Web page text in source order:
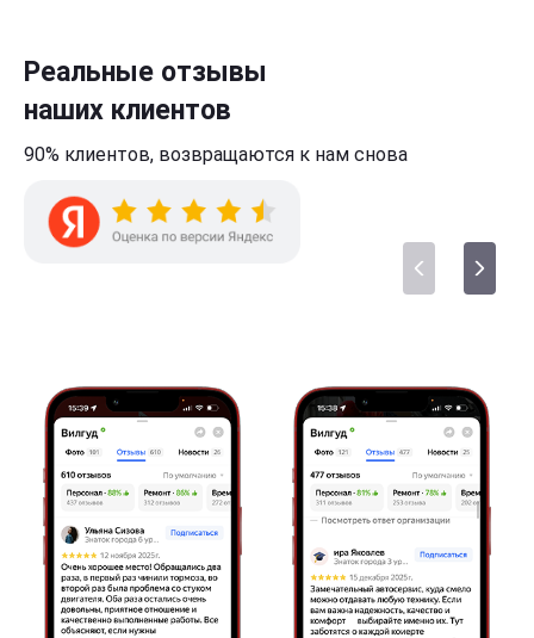
Реальные отзывы
наших клиентов
90% клиентов, возвращаются к нам снова